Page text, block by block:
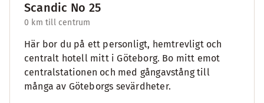
Scandic No 25
0 km till centrum
Här bor du på ett personligt, hemtrevligt och
centralt hotell mitt i Göteborg. Bo mitt emot
centralstationen och med gångavstång till
många av Göteborgs sevärdheter.